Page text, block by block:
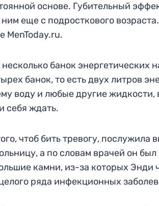
основе. Губительный
еще с подросткового
MenToday.ru.
банок энергетических
банок, то есть двух литров
воду и любые другие жидкости,
себя ждать.
чтоб бить тревогу, послужила
а по словам врачей он
камни, из-за которых Энди
ряда инфекционных